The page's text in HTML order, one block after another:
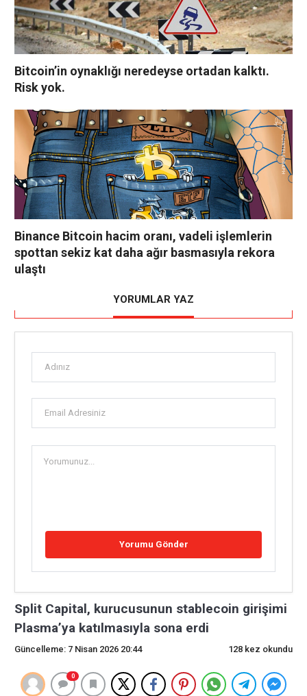
Bitcoin’in oynaklığı neredeyse ortadan kalktı.
Risk yok.
Binance Bitcoin hacim oranı, vadeli işlemlerin
spottan sekiz kat daha ağır basmasıyla rekora
ulaştı
YORUMLAR YAZ
Split Capital, kurucusunun stablecoin girişimi
Plasma’ya katılmasıyla sona erdi
Güncelleme: 7 Nisan 2026 20:44 128 kez okundu
0